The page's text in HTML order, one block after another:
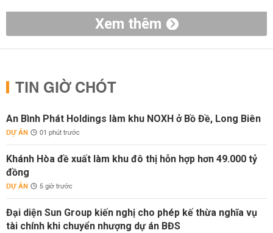
Xem thêm
TIN GIỜ CHÓT
An Bình Phát Holdings làm khu NOXH ở Bồ Đề, Long Biên
DỰ ÁN 01 phút trước
Khánh Hòa đề xuất làm khu đô thị hỗn hợp hơn 49.000 tỷ
đồng
DỰ ÁN 5 giờ trước
Đại diện Sun Group kiến nghị cho phép kế thừa nghĩa vụ
tài chính khi chuyển nhượng dự án BĐS